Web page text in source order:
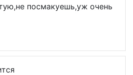
посмакуешь,уж очень